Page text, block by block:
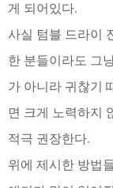
게 되어있다.
사실 텀블 드라이
한 분들이라도 그
가 아니라 귀찮기
면 크게 노력하지
적극 권장한다.
위에 제시한 방법